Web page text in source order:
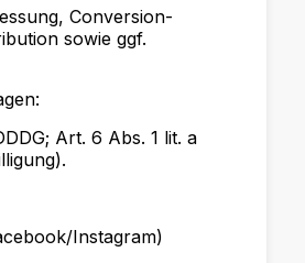
Conversion-
sowie ggf.
Art. 6 Abs. 1 lit. a
Instagram)